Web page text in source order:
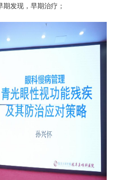
期发现，早期治疗；